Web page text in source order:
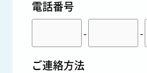
電話番号
- -
ご連絡方法